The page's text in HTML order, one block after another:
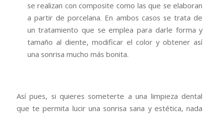
se realizan con composite como las que se elaboran
a partir de porcelana. En ambos casos se trata de
un tratamiento que se emplea para darle forma y
tamaño al diente, modificar el color y obtener así
una sonrisa mucho más bonita.
Así pues, si quieres someterte a una limpieza dental
que te permita lucir una sonrisa sana y estética, nada